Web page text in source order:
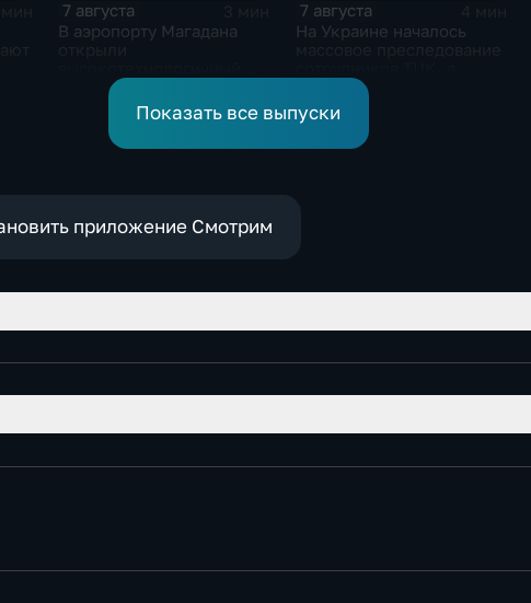
7 августа
В аэропорту Магадана
грузовой терминал
7 августа
На Украине началось
военкоматы пополнят
бывшими заключенными
Показать все выпуски
приложение Смотрим